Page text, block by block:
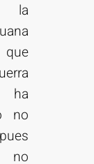
la
ha
no
no